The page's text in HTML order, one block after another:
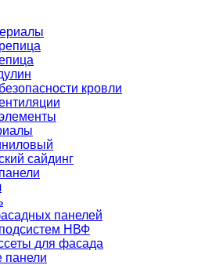
кровли
сайдинг
панелей
НВФ
для фасада
панели